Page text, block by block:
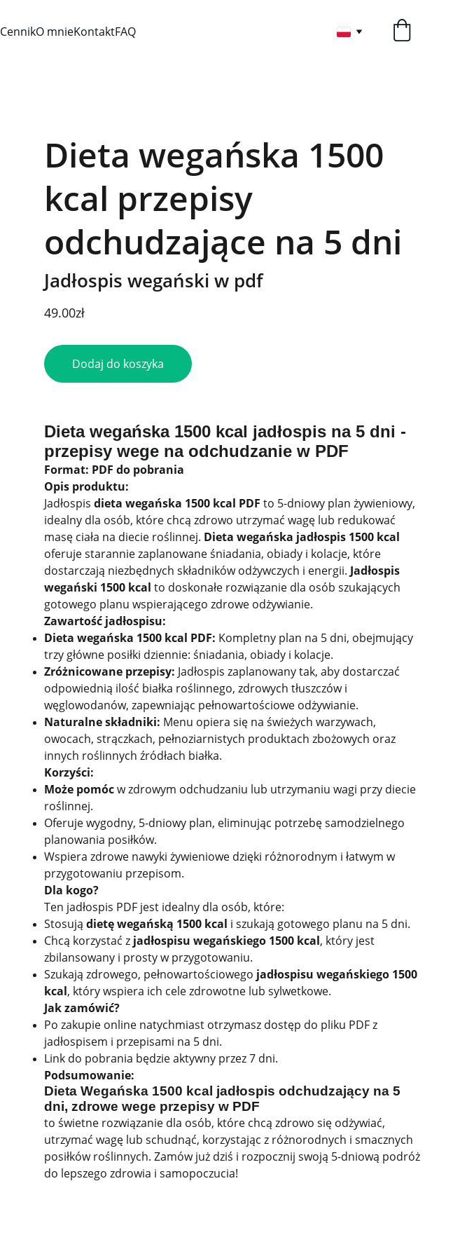
CennikO mnieKontaktFAQ
Dieta wegańska 1500
kcal przepisy
odchudzające na 5 dni
Jadłospis wegański w pdf
49.00zł
Dodaj do koszyka
Dieta wegańska 1500 kcal jadłospis na 5 dni -
przepisy wege na odchudzanie w PDF
Format: PDF do pobrania
Opis produktu:
Jadłospis dieta wegańska 1500 kcal PDF to 5-dniowy plan żywieniowy,
idealny dla osób, które chcą zdrowo utrzymać wagę lub redukować
masę ciała na diecie roślinnej. Dieta wegańska jadłospis 1500 kcal
oferuje starannie zaplanowane śniadania, obiady i kolacje, które
dostarczają niezbędnych składników odżywczych i energii. Jadłospis
wegański 1500 kcal to doskonałe rozwiązanie dla osób szukających
gotowego planu wspierającego zdrowe odżywianie.
Zawartość jadłospisu:
Dieta wegańska 1500 kcal PDF: Kompletny plan na 5 dni, obejmujący
trzy główne posiłki dziennie: śniadania, obiady i kolacje.
Zróżnicowane przepisy: Jadłospis zaplanowany tak, aby dostarczać
odpowiednią ilość białka roślinnego, zdrowych tłuszczów i
węglowodanów, zapewniając pełnowartościowe odżywianie.
Naturalne składniki: Menu opiera się na świeżych warzywach,
owocach, strączkach, pełnoziarnistych produktach zbożowych oraz
innych roślinnych źródłach białka.
Korzyści:
Może pomócw zdrowym odchudzaniu lub utrzymaniu wagi przy diecie
roślinnej.
Oferuje wygodny, 5-dniowy plan, eliminując potrzebę samodzielnego
planowania posiłków.
Wspiera zdrowe nawyki żywieniowe dzięki różnorodnym i łatwym w
przygotowaniu przepisom.
Dla kogo?
Ten jadłospis PDF jest idealny dla osób, które:
Stosują dietę wegańską 1500 kcal i szukają gotowego planu na 5 dni.
Chcą korzystać z jadłospisu wegańskiego 1500 kcal, który jest
zbilansowany i prosty w przygotowaniu.
Szukają zdrowego, pełnowartościowego jadłospisu wegańskiego 1500
kcal, który wspiera ich cele zdrowotne lub sylwetkowe.
Jak zamówić?
Po zakupie online natychmiast otrzymasz dostęp do pliku PDF z
jadłospisem i przepisami na 5 dni.
Link do pobrania będzie aktywny przez 7 dni.
Podsumowanie:
Dieta Wegańska 1500 kcal jadłospis odchudzający na 5
dni, zdrowe wege przepisy w PDF
to świetne rozwiązanie dla osób, które chcą zdrowo się odżywiać,
utrzymać wagę lub schudnąć, korzystając z różnorodnych i smacznych
posiłków roślinnych. Zamów już dziś i rozpocznij swoją 5-dniową podróż
do lepszego zdrowia i samopoczucia!